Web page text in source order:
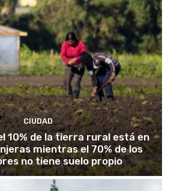
CIUDAD
10% de la tierra rural está en
mientras el 70% de los
no tiene suelo propio